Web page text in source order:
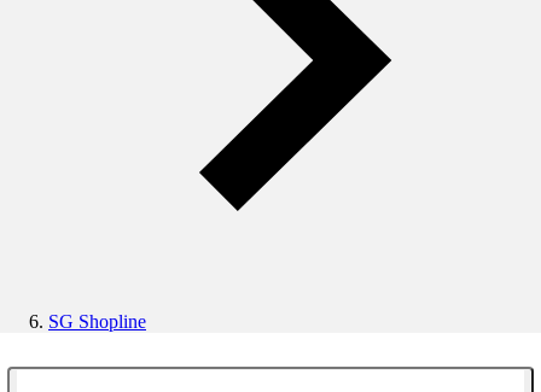
SG Shopline